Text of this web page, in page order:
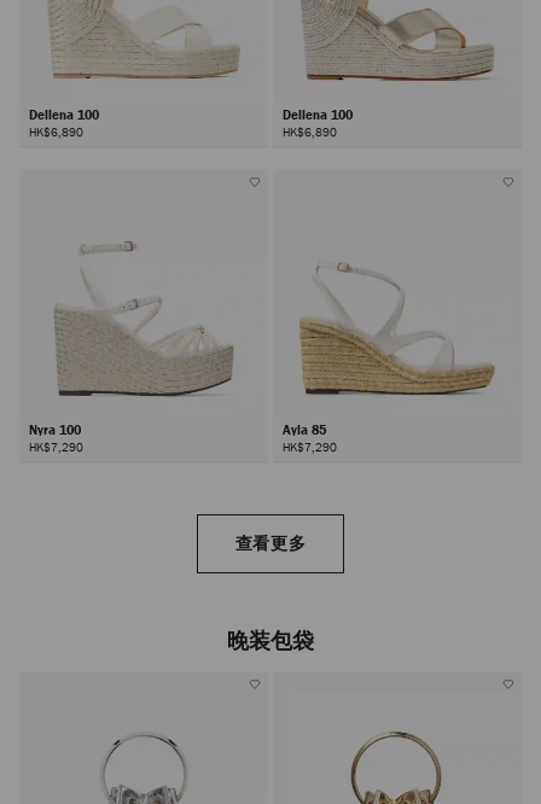
Dellena 100
HK$6,890
Dellena 100
HK$6,890
Nyra 100
HK$7,290
Ayla 85
HK$7,290
查看更多
晚装包袋